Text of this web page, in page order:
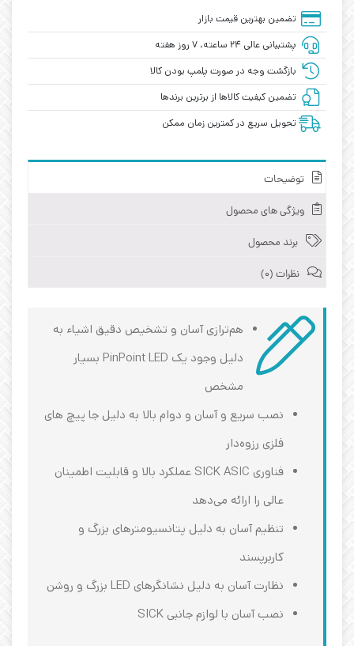
تضمین بهترین قیمت بازار
پشتیبانی عالی ۲۴ ساعته، ۷ روز هفته
بازگشت وجه در صورت پلمپ بودن کالا
تضمین کیفیت کالاها از برترین برندها
تحویل سریع در کمترین زمان ممکن
توضیحات
ویژگی های محصول
برند محصول
نظرات (0)
هم‌ترازی آسان و تشخیص دقیق اشیاء به
دلیل وجود یک PinPoint LED بسیار
مشخص
نصب سریع و آسان و دوام بالا به دلیل جا پیچ های
فلزی رزوه‌دار
فناوری SICK ASIC عملکرد بالا و قابلیت اطمینان
عالی را ارائه می‌دهد
تنظیم آسان به دلیل پتانسیومترهای بزرگ و
کاربرپسند
نظارت آسان به دلیل نشانگرهای LED بزرگ و روشن
نصب آسان با لوازم جانبی SICK